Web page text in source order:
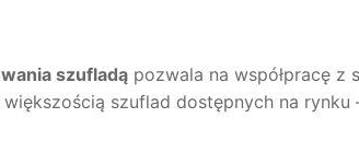
szufladą pozwala na współpracę z
szuflad dostępnych na